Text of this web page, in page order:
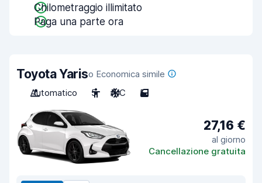
Chilometraggio illimitato
Paga una parte ora
Toyota Yariso Economica simile
Automatico
5 A/C 5
27,16 €
al giorno
Cancellazione gratuita